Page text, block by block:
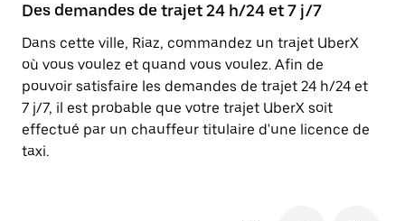
Des demandes de trajet 24 h/24 et 7 j/7
Dans cette ville, Riaz, commandez un trajet UberX
où vous voulez et quand vous voulez. Afin de
pouvoir satisfaire les demandes de trajet 24 h/24 et
7 j/7, il est probable que votre trajet UberX soit
effectué par un chauffeur titulaire d'une licence de
taxi.